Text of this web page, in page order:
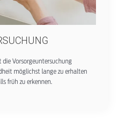
die Vorsorgeuntersuchung
möglichst lange zu erhalten
früh zu erkennen.